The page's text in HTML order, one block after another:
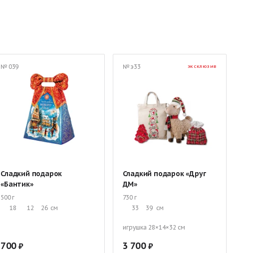
№ 039
Сладкий подарок
«Бантик»
500 г
18
12 26 см
700
№ э33 ЭКСКЛЮЗИВ
Сладкий подарок «Друг
ДМ»
730 г
33
39 см
игрушка 28×14×32 см
3 700